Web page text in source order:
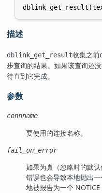
描述
dblink_get_result收集之前
步查询的结果。如果该查询还没
待直到它完成。
参数
connname
要使用的连接名称。
fail_on_error
如果为真（忽略时的默
错误也会导致本地抛出
地被报告为一个 NOTICE